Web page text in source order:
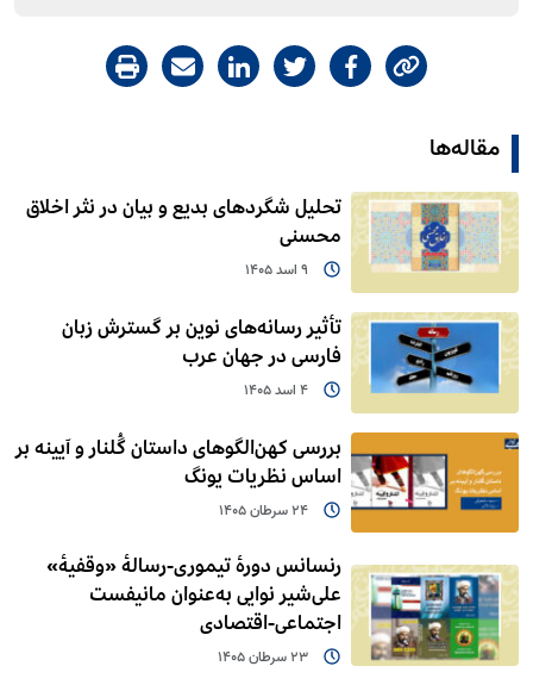
مقاله‌ها
تحلیل شگردهای بدیع و بیان در نثر اخلاق
محسنی
9 اسد 1405
تأثیر رسانه‌های نوین بر گسترش زبان
فارسی در جهان عرب
4 اسد 1405
بررسی کهن‌الگوهای داستان گُلنار و آیینه بر
اساس نظریات یونگ
24 سرطان 1405
رنسانس دورۀ تیموری-رسالۀ «وقفیۀ»
علی‌شیر نوایی به‌عنوان مانیفست
اجتماعی-اقتصادی
23 سرطان 1405